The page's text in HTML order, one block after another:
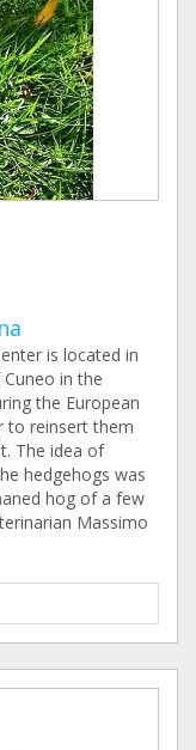
is located in
in the
the European
to reinsert them
The idea of
hedgehogs was
hog of a few
Massimo